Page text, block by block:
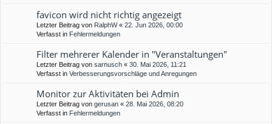
favicon wird nicht richtig angezeigt
Letzter Beitrag von RalphW« 22. Jun 2026, 00:00
Verfasst in Fehlermeldungen
Filter mehrerer Kalender in "Veranstaltungen"
Letzter Beitrag von sarnusch « 30. Mai 2026, 11:21
Verfasst in Verbesserungsvorschläge und Anregungen
Monitor zur Aktivitäten bei Admin
Letzter Beitrag von gerusan « 28. Mai 2026, 08:20
Verfasst in Fehlermeldungen